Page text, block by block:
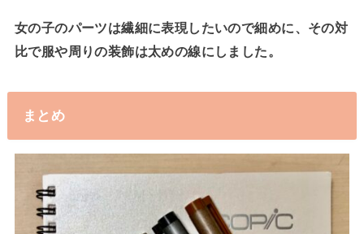
女の子のパーツは繊細に表現したいので細めに、その対
比で服や周りの装飾は太めの線にしました。
まとめ